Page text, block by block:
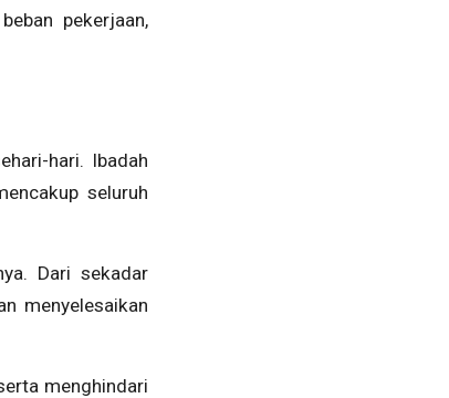
pekerjaan,
hari. Ibadah
seluruh
Dari sekadar
menyelesaikan
menghindari